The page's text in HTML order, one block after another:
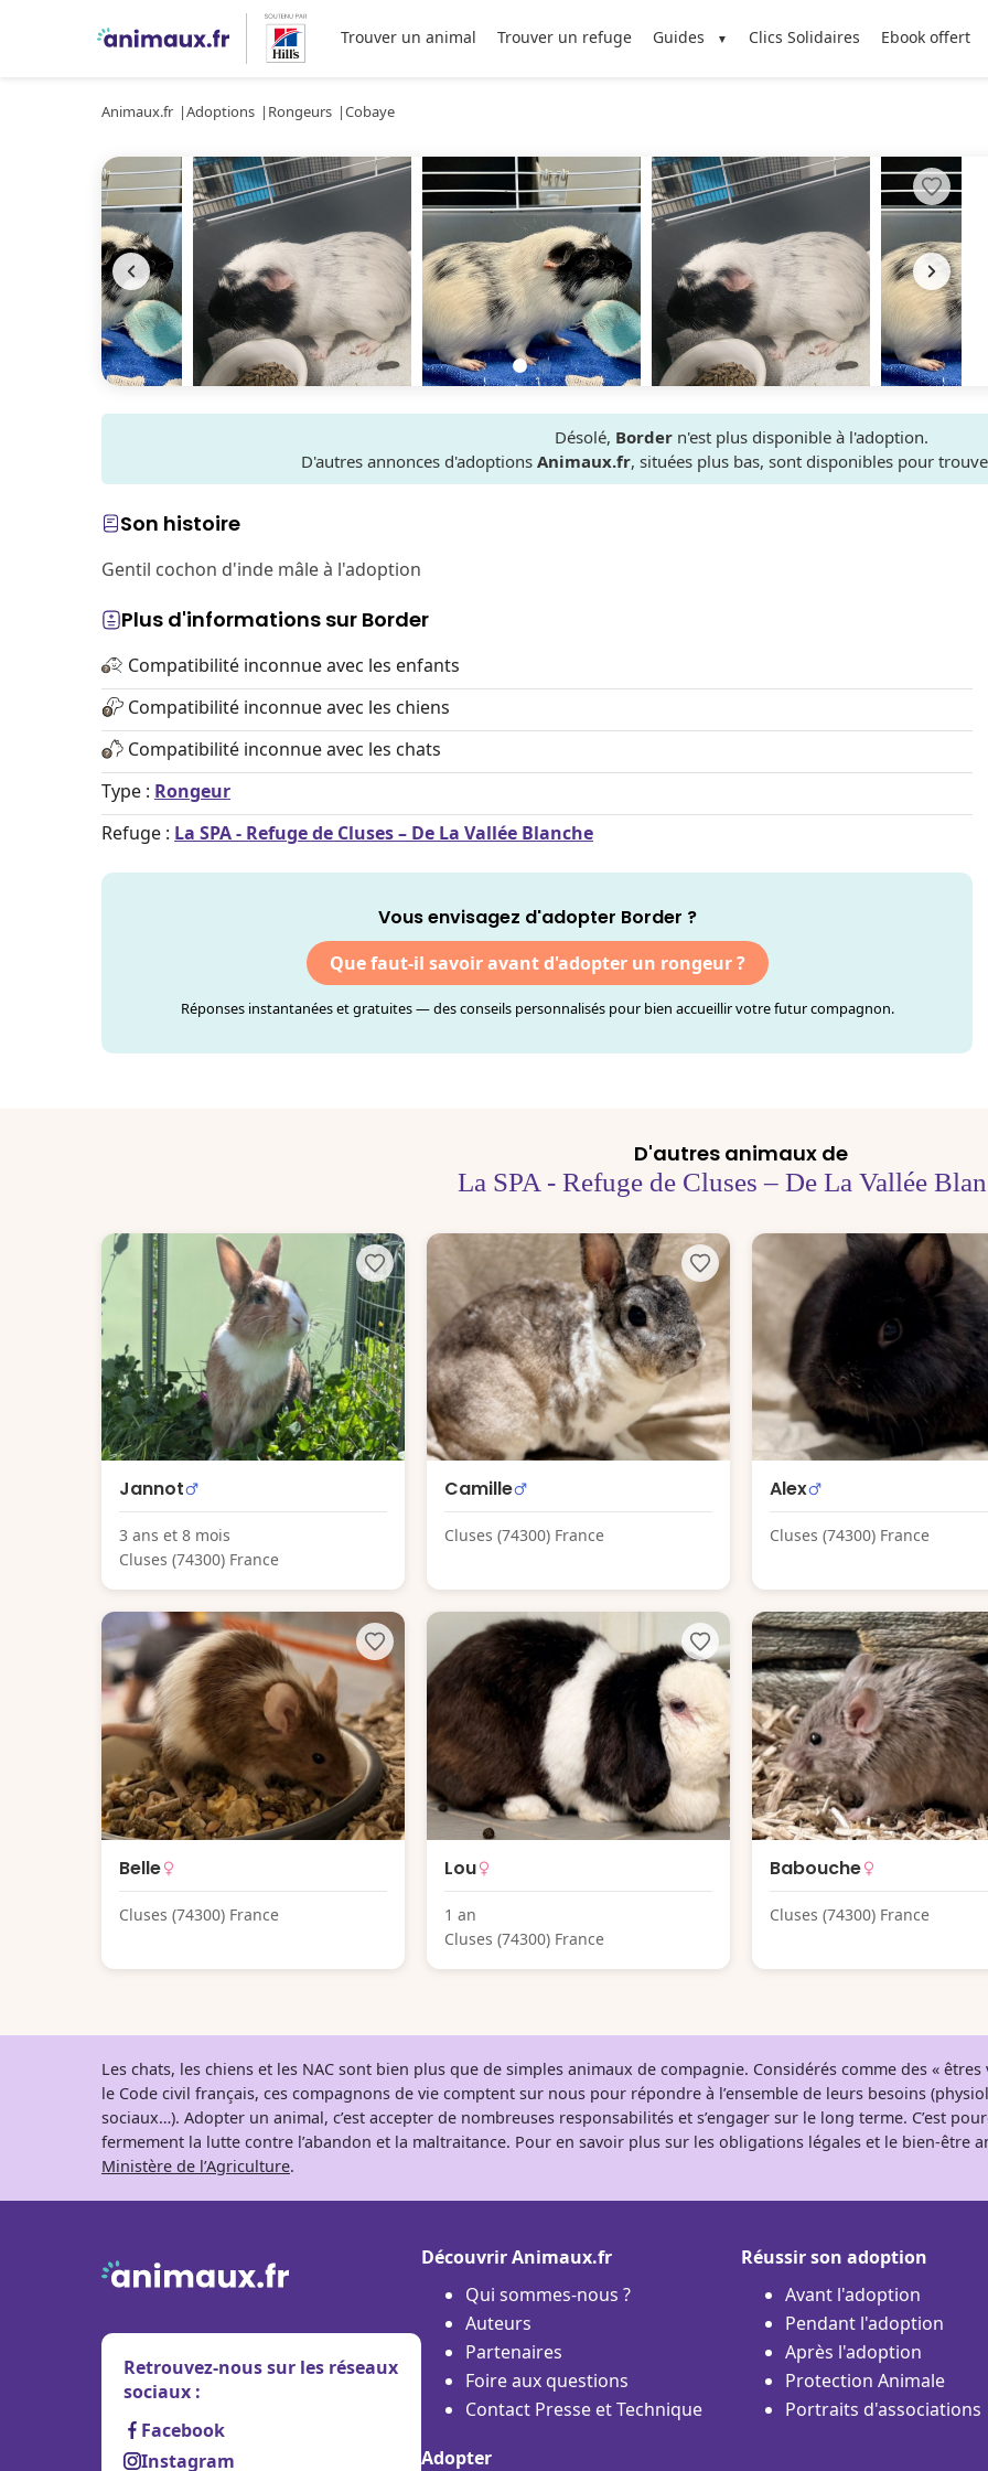
Trouver un animal Trouver un refuge Guides Clics Solidaires Ebook offert
Animaux.fr Adoptions Rongeurs Cobaye
Désolé, Bordern'est plus disponible à l'adoption.
D'autres annonces d'adoptions Animaux.fr, situées plus bas, sont disponibles pour
Son histoire
Gentil cochon d'inde mâle à l'adoption
Plus d'informations sur Border
Compatibilité inconnue avec les enfants
Compatibilité inconnue avec les chiens
Compatibilité inconnue avec les chats
Type : Rongeur
Refuge : La SPA - Refuge de Cluses – De La Vallée Blanche
Vous envisagez d'adopter Border ?
Que faut-il savoir avant d'adopter un rongeur ?
Réponses instantanées et gratuites — des conseils personnalisés pour bien accueillir votre futur compagnon.
D'autres animaux de
La SPA - Refuge de Cluses – De La Vallée
Jannot
3 ans et 8 mois
Cluses (74300) France
Camille
Cluses (74300) France
Alex
Cluses (74300) France
Belle
Cluses (74300) France
Lou
1 an
Cluses (74300) France
Babouche
Cluses (74300) France
Les chats, les chiens et les NAC sont bien plus que de simples animaux de compagnie. Considérés comme des «
le Code civil français, ces compagnons de vie comptent sur nous pour répondre à l’ensemble de leurs besoins
sociaux…). Adopter un animal, c’est accepter de nombreuses responsabilités et s’engager sur le long terme. C’est
fermement la lutte contre l’abandon et la maltraitance. Pour en savoir plus sur les obligations légales et le bien-être
Ministère de l’Agriculture.
Retrouvez-nous sur les réseaux
sociaux :
Facebook
Instagram
Découvrir Animaux.fr
Qui sommes-nous ?
Auteurs
Partenaires
Foire aux questions
Contact Presse et Technique
Adopter
Réussir son adoption
Avant l'adoption
Pendant l'adoption
Après l'adoption
Protection Animale
Portraits d'associations